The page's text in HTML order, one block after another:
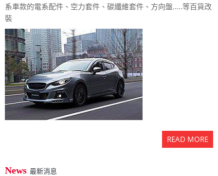
系車款的電系配件、空力套件、碳纖維套件、方向盤.....等百貨改
裝
READ MORE
News 最新消息